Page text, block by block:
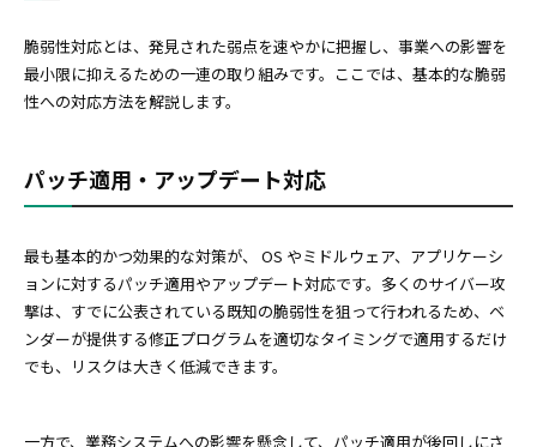
脆弱性対応とは、発見された弱点を速やかに把握し、事業への影響を
最小限に抑えるための一連の取り組みです。ここでは、基本的な脆弱
性への対応方法を解説します。
パッチ適用・アップデート対応
最も基本的かつ効果的な対策が、 OS やミドルウェア、アプリケーシ
ョンに対するパッチ適用やアップデート対応です。多くのサイバー攻
撃は、すでに公表されている既知の脆弱性を狙って行われるため、ベ
ンダーが提供する修正プログラムを適切なタイミングで適用するだけ
でも、リスクは大きく低減できます。
一方で、業務システムへの影響を懸念して、パッチ適用が後回しにさ